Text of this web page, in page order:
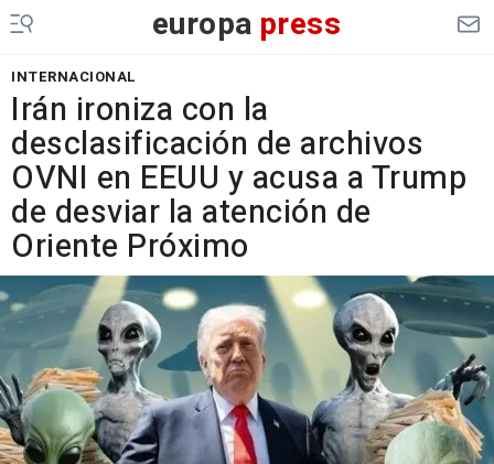
europa press
INTERNACIONAL
Irán ironiza con la
desclasificación de archivos
OVNI en EEUU y acusa a Trump
de desviar la atención de
Oriente Próximo